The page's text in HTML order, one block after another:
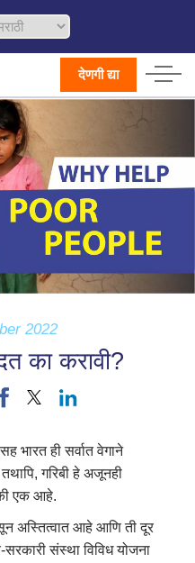
देणगी द्या
2022
का करावी?
भारत ही सर्वात वेगाने
गरिबी हे अजूनही
एक आहे.
अस्तित्वात आहे आणि ती दूर
संस्था विविध योजना